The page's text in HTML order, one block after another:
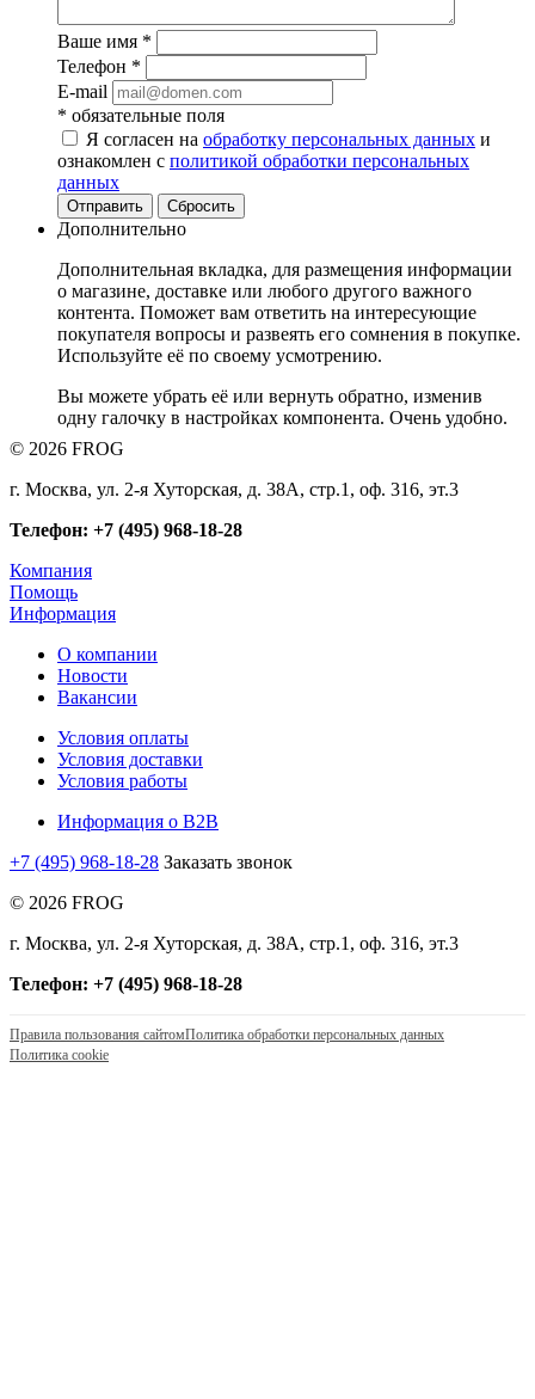
Ваше имя *
Телефон *
E-mail
* обязательные поля
Я согласен на обработку персональных данных и
ознакомлен с политикой обработки персональных
данных
Отправить Сбросить
Дополнительно
Дополнительная вкладка, для размещения информации
о магазине, доставке или любого другого важного
контента. Поможет вам ответить на интересующие
покупателя вопросы и развеять его сомнения в покупке.
Используйте её по своему усмотрению.
Вы можете убрать её или вернуть обратно, изменив
одну галочку в настройках компонента. Очень удобно.
© 2026 FROG
г. Москва, ул. 2-я Хуторская, д. 38А, стр.1, оф. 316, эт.3
Телефон: +7 (495) 968-18-28
Компания
Помощь
Информация
О компании
Новости
Вакансии
Условия оплаты
Условия доставки
Условия работы
Информация о B2B
+7 (495) 968-18-28 Заказать звонок
© 2026 FROG
г. Москва, ул. 2-я Хуторская, д. 38А, стр.1, оф. 316, эт.3
Телефон: +7 (495) 968-18-28
Правила пользования сайтомПолитика обработки персональных данных
Политика cookie